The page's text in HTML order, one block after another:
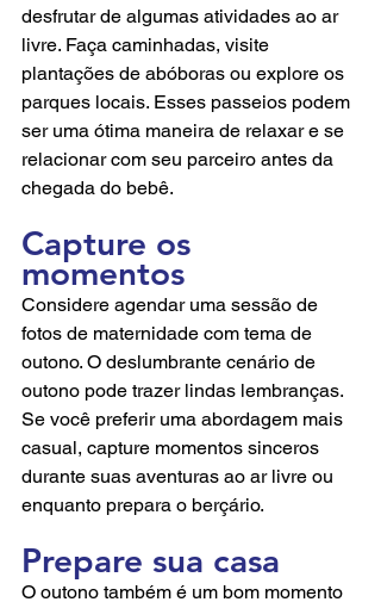
desfrutar de algumas atividades ao ar
livre. Faça caminhadas, visite
plantações de abóboras ou explore os
parques locais. Esses passeios podem
ser uma ótima maneira de relaxar e se
relacionar com seu parceiro antes da
chegada do bebê.
Capture os
momentos
Considere agendar uma sessão de
fotos de maternidade com tema de
outono. O deslumbrante cenário de
outono pode trazer lindas lembranças.
Se você preferir uma abordagem mais
casual, capture momentos sinceros
durante suas aventuras ao ar livre ou
enquanto prepara o berçário.
Prepare sua casa
O outono também é um bom momento